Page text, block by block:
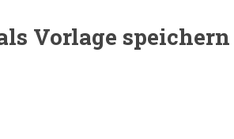
Vorlage speichern